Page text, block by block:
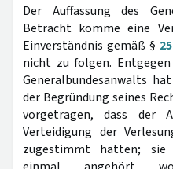
Der Auffassung des
Betracht komme eine
Einverständnis gemäß §
nicht zu folgen. Entgegen
Generalbundesanwalts
der Begründung seines
vorgetragen, dass der
Verteidigung der
zugestimmt hätten;